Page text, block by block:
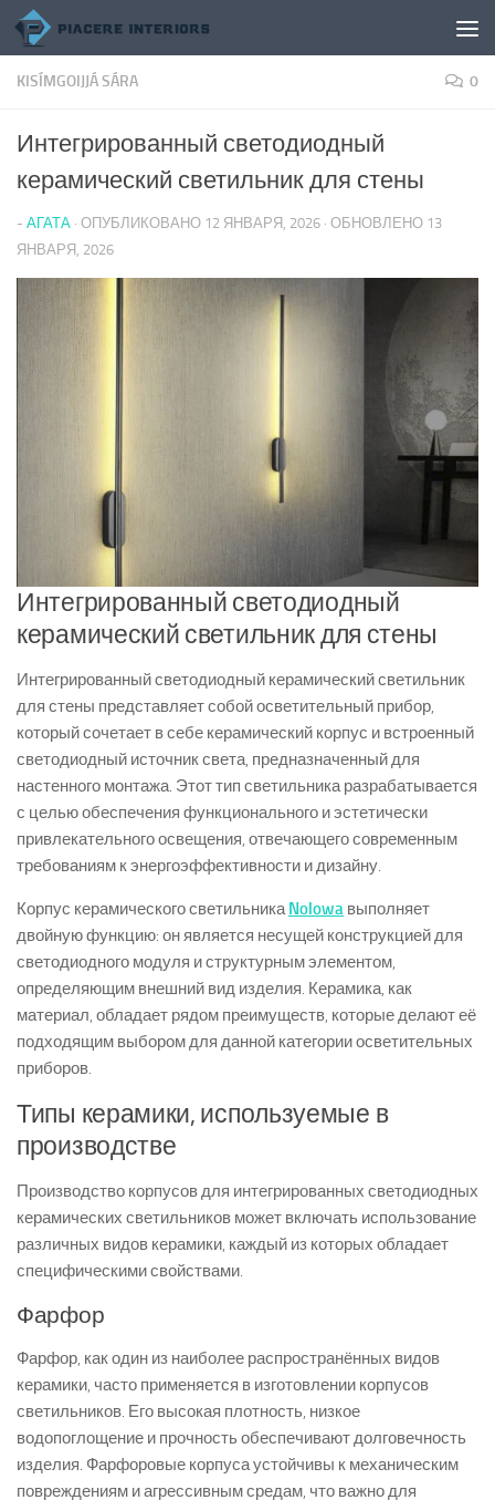
Перейти к содержимому
KISÍMGOIJJÁ SÁRA 0
Интегрированный светодиодный
керамический светильник для стены
- АГАТА · ОПУБЛИКОВАНО 12 ЯНВАРЯ, 2026 · ОБНОВЛЕНО 13
ЯНВАРЯ, 2026
Интегрированный светодиодный
керамический светильник для стены
Интегрированный светодиодный керамический светильник
для стены представляет собой осветительный прибор,
который сочетает в себе керамический корпус и встроенный
светодиодный источник света, предназначенный для
настенного монтажа. Этот тип светильника разрабатывается
с целью обеспечения функционального и эстетически
привлекательного освещения, отвечающего современным
требованиям к энергоэффективности и дизайну.
Корпус керамического светильникаNolowa выполняет
двойную функцию: он является несущей конструкцией для
светодиодного модуля и структурным элементом,
определяющим внешний вид изделия. Керамика, как
материал, обладает рядом преимуществ, которые делают её
подходящим выбором для данной категории осветительных
приборов.
Типы керамики, используемые в
производстве
Производство корпусов для интегрированных светодиодных
керамических светильников может включать использование
различных видов керамики, каждый из которых обладает
специфическими свойствами.
Фарфор
Фарфор, как один из наиболее распространённых видов
керамики, часто применяется в изготовлении корпусов
светильников. Его высокая плотность, низкое
водопоглощение и прочность обеспечивают долговечность
изделия. Фарфоровые корпуса устойчивы к механическим
повреждениям и агрессивным средам, что важно для